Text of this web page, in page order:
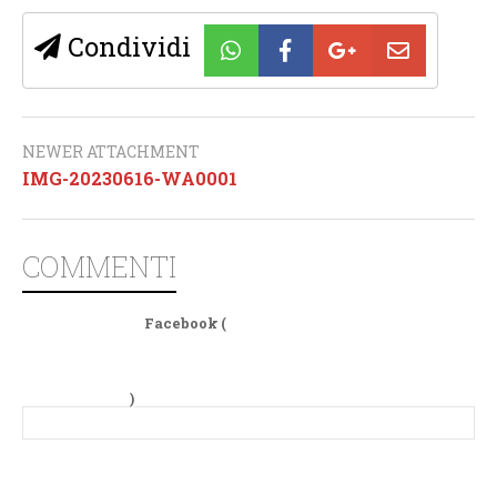
Condividi
NEWER ATTACHMENT
IMG-20230616-WA0001
COMMENTI
Facebook (
)